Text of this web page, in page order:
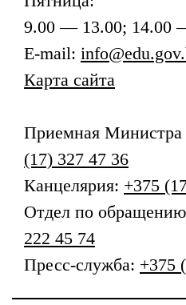
9.00 — 13.00; 14.00
E-mail:
Карта сайта
Приемная Министра
(17) 327 47 36
Канцелярия: +375
Отдел по
222 45 74
Пресс-служба: +375